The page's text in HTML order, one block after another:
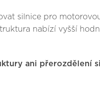
silnice pro
nabízí vyšší
ani